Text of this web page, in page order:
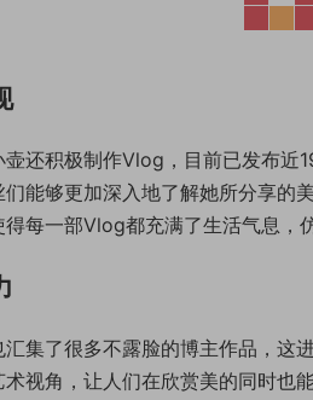
还积极制作Vlog，目前已发布
能够更加深入地了解她所分享的
每一部Vlog都充满了生活气息，
集了很多不露脸的博主作品，这
视角，让人们在欣赏美的同时也